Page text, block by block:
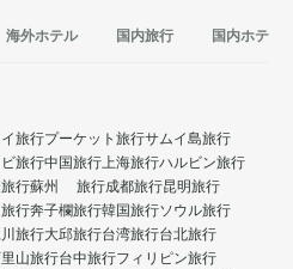
海外ホテル 国内旅行 国内ホテル
旅行プーケット旅行サムイ島旅行
旅行中国旅行上海旅行ハルビン旅行
行蘇州 旅行成都旅行昆明旅行
行奔子欄旅行韓国旅行ソウル旅行
旅行大邱旅行台湾旅行台北旅行
山旅行台中旅行フィリピン旅行